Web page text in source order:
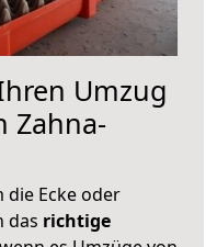
Umzug
Zahna-
die Ecke oder
das richtige